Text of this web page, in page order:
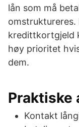
lån som må
kredittkortgjeld
høy prioritet
dem.
Praktiske
Kontakt